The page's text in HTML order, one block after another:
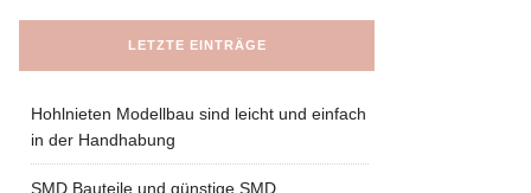
LETZTE EINTRÄGE
Hohlnieten Modellbau sind leicht und einfach
in der Handhabung
SMD Bauteile und günstige SMD